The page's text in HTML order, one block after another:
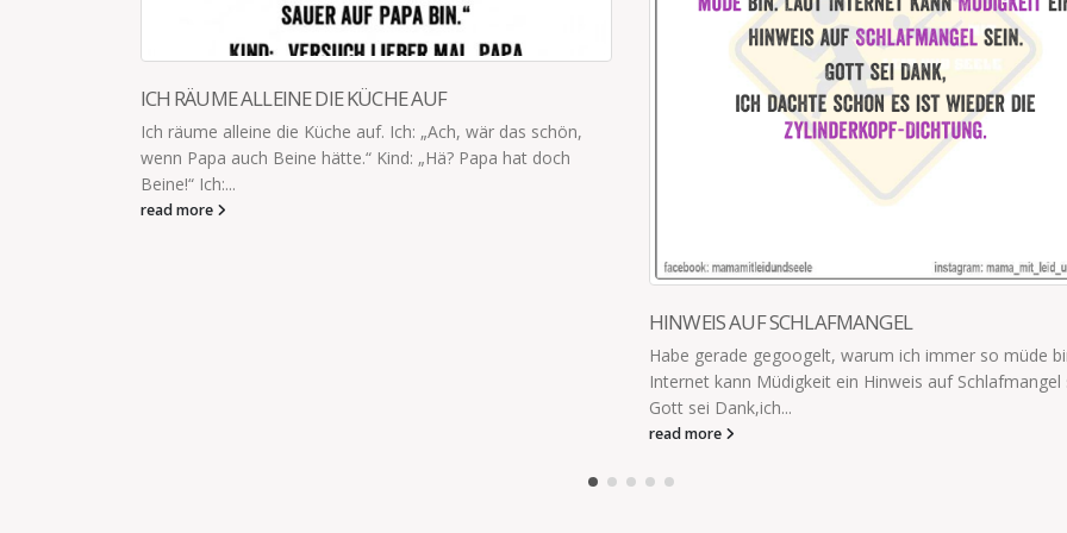
wär das schön,
Papa hat doch
Habe gerade gegoogelt, warum ich immer so müde bin. Laut
Internet kann Müdigkeit ein Hinweis auf Schlafmangel sein.
MICH BESCHLEICHT DER VERDACHT…
Meine Kinder bringen immer Unmengen an
Kram aus der Kita mit nach Hause. Alles ist
ausgeschnitten, aufgeklebt...
read more